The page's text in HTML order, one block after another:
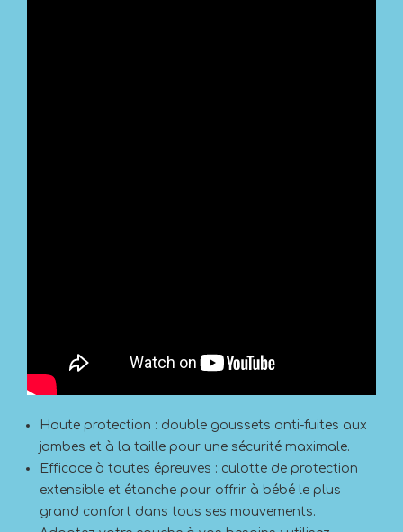
Haute protection : double goussets anti-fuites aux
jambes et à la taille pour une sécurité maximale.
Efficace à toutes épreuves : culotte de protection
extensible et étanche pour offrir à bébé le plus
grand confort dans tous ses mouvements.